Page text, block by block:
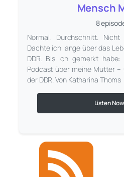
Mensch
8
Normal. Durchschnitt. Nicht
Dachte ich lange über das
DDR. Bis ich gemerkt
Podcast über meine Mutter –
der DDR. Von Katharina Thoms
Listen